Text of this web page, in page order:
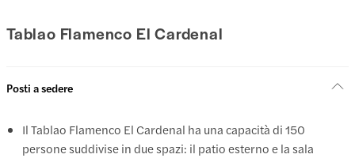
Tablao Flamenco El Cardenal
Posti a sedere
Il Tablao Flamenco El Cardenal ha una capacità di 150
persone suddivise in due spazi: il patio esterno e la sala